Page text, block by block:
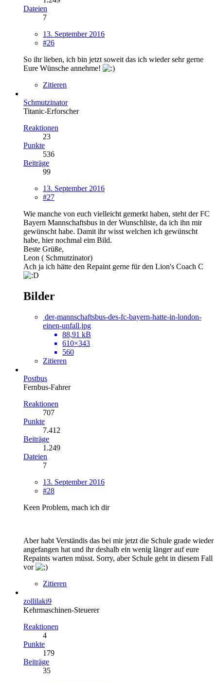
Dateien
7
13. September 2016
#26
So ihr lieben, ich bin jetzt soweit das ich wieder sehr gerne
Eure Wünsche annehme!
Zitieren
Schmutzinator
Titanic-Erforscher
Reaktionen
23
Punkte
536
Beiträge
99
13. September 2016
#27
Wie manche von euch vielleicht gemerkt haben, steht der FC
Bayern Mannschaftsbus in der Wunschliste, da ich ihn mir
gewünscht habe. Damit ihr wisst welchen ich gewünscht
habe, hier nochmal eim Bild.
Beste Grüße,
Leon ( Schmutzinator)
Ach ja ich hätte den Repaint gerne für den Lion's Coach C
Bilder
der-mannschaftsbus-des-fc-bayern-hatte-in-london-
einen-unfall.jpg
88,91 kB
610×343
560
Zitieren
Postbus
Fernbus-Fahrer
Reaktionen
707
Punkte
7.412
Beiträge
1.249
Dateien
7
13. September 2016
#28
Keen Problem, mach ich dir
Aber habt Verständis das bei mir jetzt die Schule grade wieder
angefangen hat und ihr deshalb ein wenig länger auf eure
Repaints warten müsst. Sorry, aber Schule geht in diesem Fall
vor
Zitieren
zollilaki9
Kehrmaschinen-Steuerer
Reaktionen
4
Punkte
179
Beiträge
35